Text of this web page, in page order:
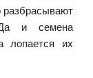
разбрасывают
и семена
лопается их